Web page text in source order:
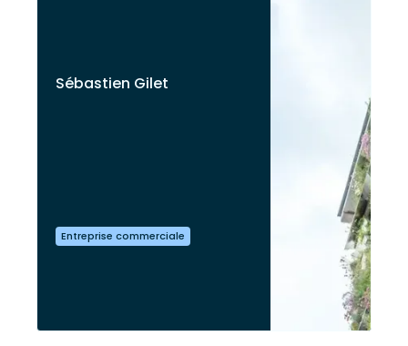
Sébastien Gilet
Entreprise commerciale